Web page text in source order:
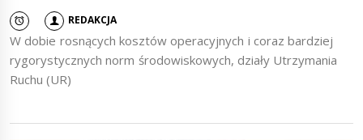
REDAKCJA
W dobie rosnących kosztów operacyjnych i coraz bardziej
rygorystycznych norm środowiskowych, działy Utrzymania
Ruchu (UR)